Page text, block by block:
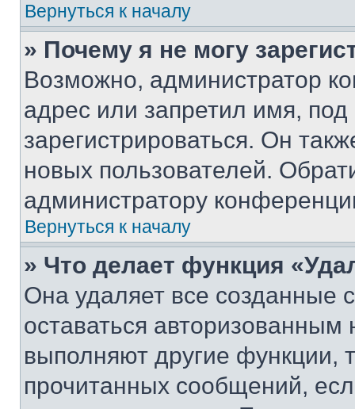
Вернуться к началу
» Почему я не могу
Возможно, администратор
адрес или запретил имя,
зарегистрироваться. Он
новых пользователей.
администратору
Вернуться к началу
» Что делает функция
Она удаляет все созданные
оставаться
выполняют другие функции,
прочитанных сообщений,